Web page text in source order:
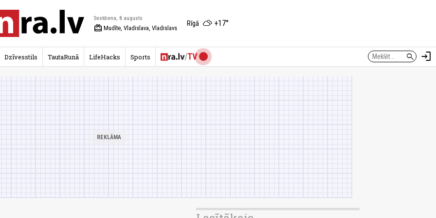
Sestdiena, 8.augusts
redeem Mudīte, Vladislava, Vladislavs
Rīgā +17°
search login
Dzīvesstils TautaRunā LifeHacks Sports